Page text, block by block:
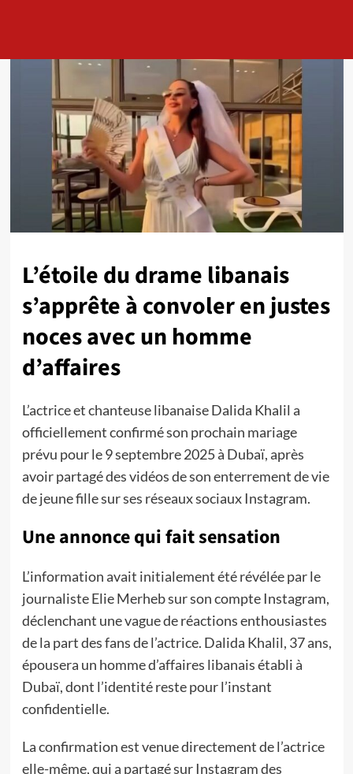
L’étoile du drame libanais
s’apprête à convoler en justes
noces avec un homme
d’affaires
L’actrice et chanteuse libanaise Dalida Khalil a
officiellement confirmé son prochain mariage
prévu pour le 9 septembre 2025 à Dubaï, après
avoir partagé des vidéos de son enterrement de vie
de jeune fille sur ses réseaux sociaux Instagram.
Une annonce qui fait sensation
L’information avait initialement été révélée par le
journaliste Elie Merheb sur son compte Instagram,
déclenchant une vague de réactions enthousiastes
de la part des fans de l’actrice. Dalida Khalil, 37 ans,
épousera un homme d’affaires libanais établi à
Dubaï, dont l’identité reste pour l’instant
confidentielle.
La confirmation est venue directement de l’actrice
elle-même, qui a partagé sur Instagram des